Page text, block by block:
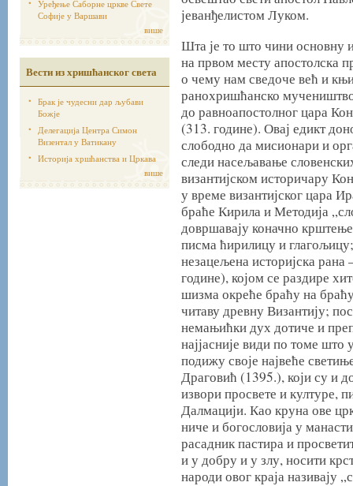
Уређење Саборне цркве Свете
Софије у Варшави
више
Вести из хришћанског света
Брак је чудесни дар љубави
Божје
Делегација Центра Симон
Визентал у Ватикану
Историја хршћанства и Цркава
више
јеванђелистом Луком.
Шта је то што чини основну
на првом месту апостолска
о чему нам сведоче већ и
ранохришћанско мучеништво
до равноапостолног цара
(313. године). Овај едикт
слободно да мисионари и
следи насељавање
византијском историчару
у време византијског цара
браће Кирила и Методија
довршавају коначно
писма ћирилицу и
незацељена историјска
године), којом се раздире
шизма окреће браћу на
читаву древну Византију;
немањићки дух дотиче и
најјасније види по томе
подижу своје највеће
Драговић (1395.), који су и
извори просвете и културе,
Далмацији. Као круна ове
ниче и богословија у
расадник пастира и
и у добру и у злу, носити
народи овог краја називају